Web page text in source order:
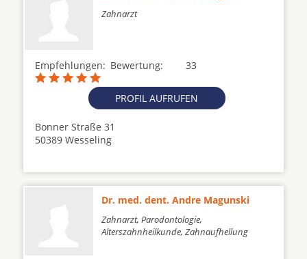
Zahnarzt
Empfehlungen: 33
Bewertung:
PROFIL AUFRUFEN
Bonner Straße 31
50389 Wesseling
Dr. med. dent. Andre Magunski
Zahnarzt, Parodontologie,
Alterszahnheilkunde, Zahnaufhellung